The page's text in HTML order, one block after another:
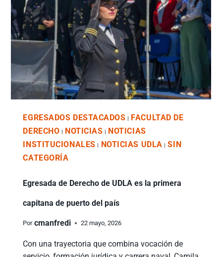
EGRESADOS DESTACADOS | FACULTAD DE
DERECHO | NOTICIAS | NOTICIAS
INSTITUCIONALES | NOTICIAS UDLA |SIN
CATEGORÍA
Egresada de Derecho de UDLA es la primera
capitana de puerto del país
Por cmanfredi 22 mayo, 2026
Con una trayectoria que combina vocación de